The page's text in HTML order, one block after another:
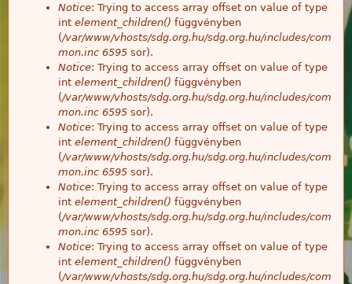
Notice: Trying to access array offset on value of type
int element_children() függvényben
(/var/www/vhosts/sdg.org.hu/sdg.org.hu/includes/com
mon.inc 6595 sor).
Notice: Trying to access array offset on value of type
int element_children() függvényben
(/var/www/vhosts/sdg.org.hu/sdg.org.hu/includes/com
mon.inc 6595 sor).
Notice: Trying to access array offset on value of type
int element_children() függvényben
(/var/www/vhosts/sdg.org.hu/sdg.org.hu/includes/com
mon.inc 6595 sor).
Notice: Trying to access array offset on value of type
int element_children() függvényben
(/var/www/vhosts/sdg.org.hu/sdg.org.hu/includes/com
mon.inc 6595 sor).
Notice: Trying to access array offset on value of type
int element_children() függvényben
(/var/www/vhosts/sdg.org.hu/sdg.org.hu/includes/com